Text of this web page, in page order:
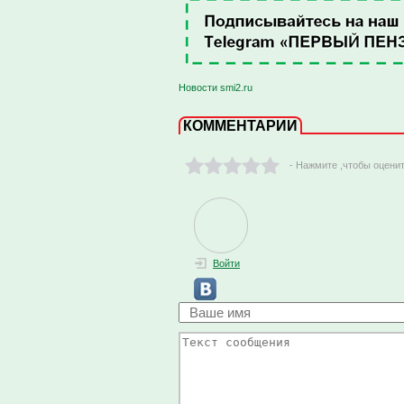
Новости smi2.ru
КОММЕНТАРИИ
- Нажмите ,чтобы
Войти